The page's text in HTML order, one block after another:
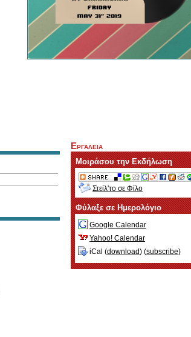
Εργαλεια
Μοιράσου την Εκδήλωση
Στείλ'το σε Φίλο
Φύλαξε σε Ημερολόγιο
Google Calendar
Yahoo! Calendar
iCal (download) (subscribe)